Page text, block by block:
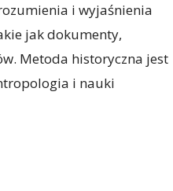
i wyjaśnienia
jak dokumenty,
Metoda historyczna jest
i nauki